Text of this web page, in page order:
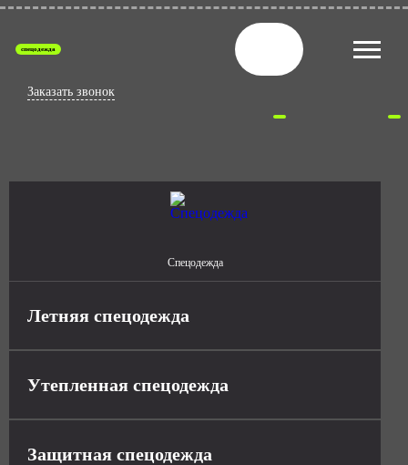
спецодежда
Заказать звонок
Спецодежда
Летняя спецодежда
Утепленная спецодежда
Защитная спецодежда